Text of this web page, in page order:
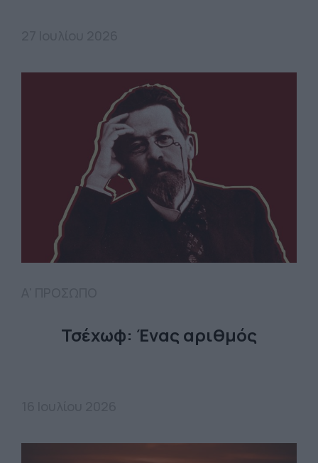
Τσέχωφ: Ένας αριθμός